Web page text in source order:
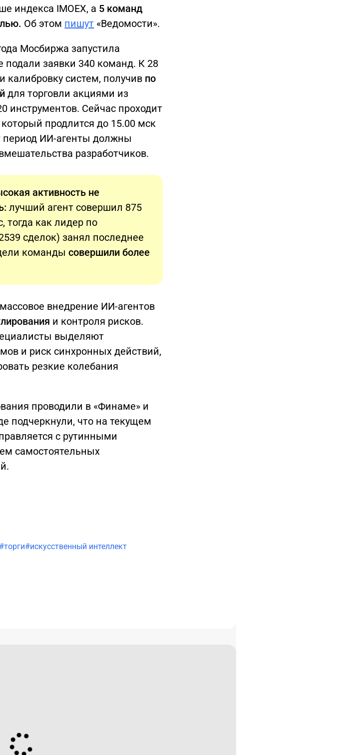
индекса IMOEX, а 5 команд
Об этом пишут «Ведомости».
Мосбиржа запустила
подали заявки 340 команд. К 28
калибровку систем, получив по
для торговли акциями из
инструментов. Сейчас проходит
продлится до 15.00 мск
период ИИ-агенты должны
разработчиков.
активность не
лучший агент совершил 875
как лидер по
сделок) занял последнее
командысовершили более
внедрение ИИ-агентов
и контроля рисков.
выделяют
и риск синхронных действий,
резкие колебания
проводили в «Финаме» и
подчеркнули, что на текущем
с рутинными
самостоятельных
#торги#искусственный интеллект